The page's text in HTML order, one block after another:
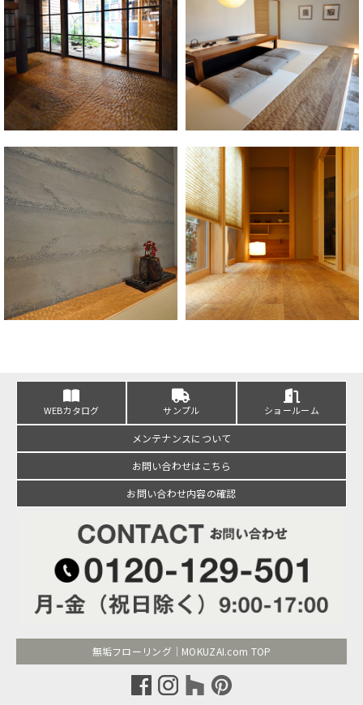
WEBカタログ サンプル ショールーム
メンテナンスについて
お問い合わせはこちら
お問い合わせ内容の確認
無垢フローリング｜MOKUZAI.com TOP